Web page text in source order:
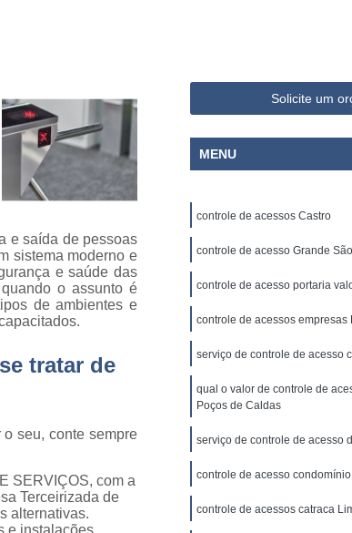
de Portaria São Paulo
Empresa de
Empresa de Zeladoria e Portaria
Empresa
Empresa Portaria e Segurança
Empresa
Terceirizada Portaria
Empresa Administradora de Condomínio
Empresa Administradora de Condomínios
Empresa Administradora de Condomínios
Empresa de Administradora de
Empresa de Administração de Condomínio
Empresa de Administração de
de Gestão de Condomínio
Empresa Especializada em Administração de
Empresa Especializada em Administração de
Empresa Conservação e Limpeza
Empresa de
e saída de pessoas
sistema moderno e
e saúde das
o assunto é
de ambientes e
tratar de
seu, conte sempre
SERVIÇOS, com a
Terceirizada de
alternativas.
e instalações
Solicite um
MENU
controle de acessos Castro
controle de acesso Grande
controle de acesso portaria
controle de acessos empresas
serviço de controle de acesso
qual o valor de controle de
Poços de Caldas
serviço de controle de acesso
controle de acesso
controle de acessos catraca